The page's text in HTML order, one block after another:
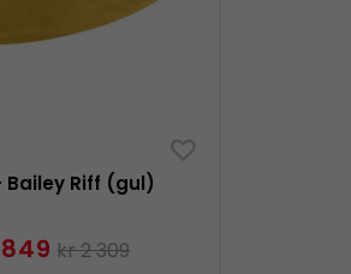
Riff (gul)
kr 2 309